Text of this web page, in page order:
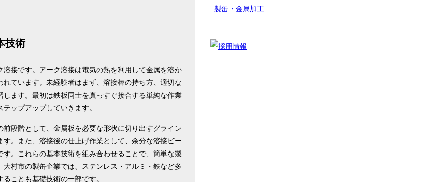
技術
接です。アーク溶接は電気の熱を利用して金属を溶か
ています。未経験者はまず、溶接棒の持ち方、適切な
ます。最初は鉄板同士を真っすぐ接合する単純な作業
ップアップしていきます。
段階として、金属板を必要な形状に切り出すグライン
。また、溶接後の仕上げ作業として、余分な溶接ビー
。これらの基本技術を組み合わせることで、簡単な製
村市の製缶企業では、ステンレス・アルミ・鉄など多
ことも基礎技術の一部です。
製缶・金属加工